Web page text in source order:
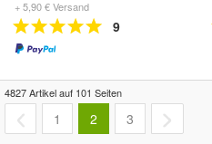
+ 5,90 € Versand
9
4827 Artikel auf 101 Seiten
1 2 3